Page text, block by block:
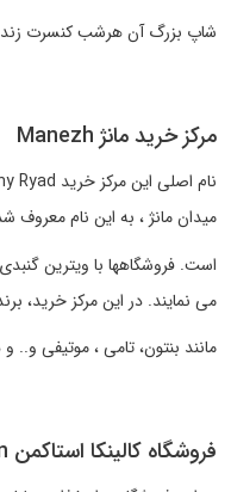
شاپ بزرگ آن هرشب کنسرت
مرکز خرید مانژ Manezh
میدان مانژ ، به این نام معروف
است. فروشگاهها با ویترین
می نمایند. در این مرکز خرید،
مانند بنتون، تامی ، موتیفی
فروشگاه کالینکا استاکمن Kalinka-Stockman